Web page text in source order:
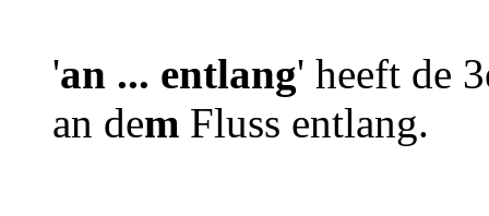
'an ... entlang' heeft de
an dem Fluss entlang.